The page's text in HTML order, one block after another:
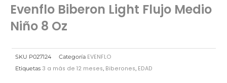
Evenflo Biberon Light Flujo Medio
Niño 8 Oz
SKU P027124 Categoría EVENFLO
Etiquetas 3 a más de 12 meses, Biberones, EDAD